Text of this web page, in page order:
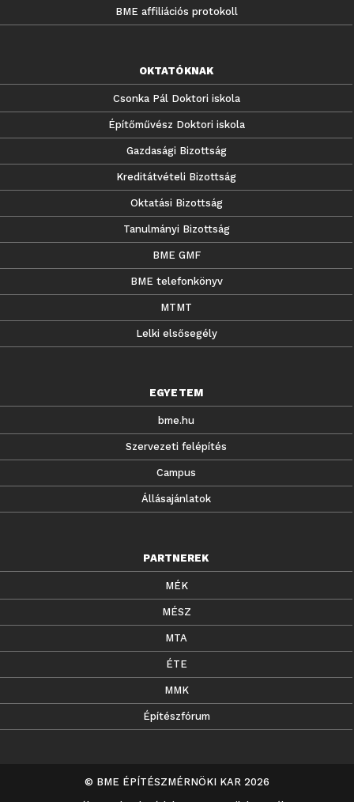
BME affiliációs protokoll
OKTATÓKNAK
Csonka Pál Doktori iskola
Építőművész Doktori iskola
Gazdasági Bizottság
Kreditátvételi Bizottság
Oktatási Bizottság
Tanulmányi Bizottság
BME GMF
BME telefonkönyv
MTMT
Lelki elsősegély
EGYETEM
bme.hu
Szervezeti felépítés
Campus
Állásajánlatok
PARTNEREK
MÉK
MÉSZ
MTA
ÉTE
MMK
Építészfórum
© BME ÉPÍTÉSZMÉRNÖKI KAR 2026